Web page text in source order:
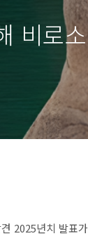
비로
2025년치 발표